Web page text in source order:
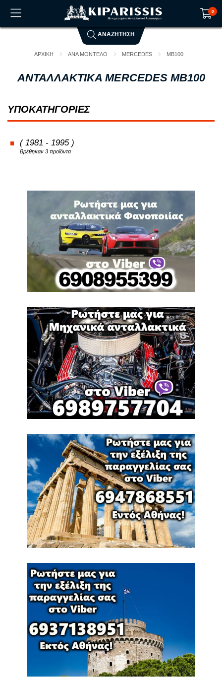
0
Το καλάθι αγορών είναι άδειο!
ΑΝΑΖΗΤΗΣΗ
ΑΡΧΙΚΗ ΑΝΑ ΜΟΝΤΕΛΟ MERCEDES MB100
ΑΝΤΑΛΛΑΚΤΙΚΑ MERCEDES MB100
ΥΠΟΚΑΤΗΓΟΡΙΕΣ
( 1981 - 1995 )
Βρέθηκαν 3 προϊόντα